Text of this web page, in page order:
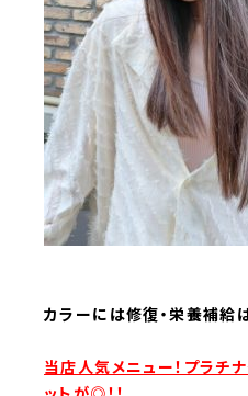
カラーには修復・栄養補給
当店人気メニュー！プラチ